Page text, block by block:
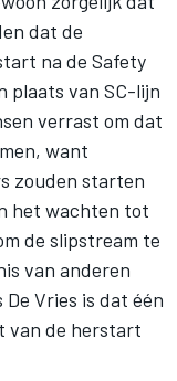
dat de
na de Safety
plaats van SC-lijn
verrast om dat
want
zouden starten
het wachten tot
de slipstream te
van anderen
Vries is dat één
van de herstart